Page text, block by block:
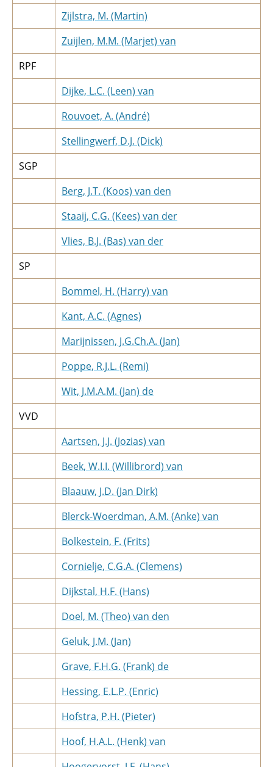
Zijlstra, M. (Martin)
Zuijlen, M.M. (Marjet) van
RPF
Dijke, L.C. (Leen) van
Rouvoet, A. (André)
Stellingwerf, D.J. (Dick)
SGP
Berg, J.T. (Koos) van den
Staaij, C.G. (Kees) van der
Vlies, B.J. (Bas) van der
SP
Bommel, H. (Harry) van
Kant, A.C. (Agnes)
Marijnissen, J.G.Ch.A. (Jan)
Poppe, R.J.L. (Remi)
Wit, J.M.A.M. (Jan) de
VVD
Aartsen, J.J. (Jozias) van
Beek, W.I.I. (Willibrord) van
Blaauw, J.D. (Jan Dirk)
Blerck-Woerdman, A.M. (Anke) van
Bolkestein, F. (Frits)
Cornielje, C.G.A. (Clemens)
Dijkstal, H.F. (Hans)
Doel, M. (Theo) van den
Geluk, J.M. (Jan)
Grave, F.H.G. (Frank) de
Hessing, E.L.P. (Enric)
Hofstra, P.H. (Pieter)
Hoof, H.A.L. (Henk) van